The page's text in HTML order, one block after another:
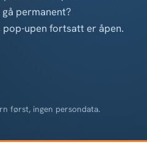
permanent?
pop-upen fortsatt er åpen.
først, ingen persondata.